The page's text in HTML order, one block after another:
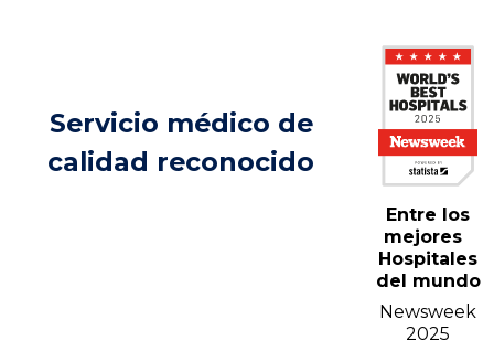
Servicio médico de
calidad reconocido
Entre los
mejores
Hospitales
del mundo
Newsweek
2025